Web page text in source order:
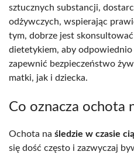
sztucznych substancji,
odżywczych, wspierając
tym, dobrze jest
dietetykiem, aby
zapewnić bezpieczeństwo
matki, jak i dziecka.
Co oznacza ochota
Ochota na śledzie w czasie
się dość często i zazwyczaj